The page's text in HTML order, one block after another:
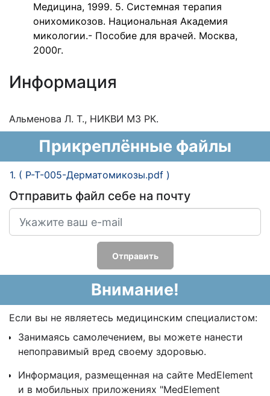
Медицина, 1999. 5. Системная терапия
онихомикозов. Национальная Академия
микологии.- Пособие для врачей. Москва,
2000г.
Информация
Альменова Л. Т., НИКВИ МЗ РК.
Прикреплённые файлы
1. ( P-T-005-Дерматомикозы.pdf )
Отправить файл себе на почту
Отправить
Внимание!
Если вы не являетесь медицинским специалистом:
Занимаясь самолечением, вы можете нанести
непоправимый вред своему здоровью.
Информация, размещенная на сайте MedElement
и в мобильных приложениях "MedElement